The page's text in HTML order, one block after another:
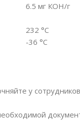
6.5 мг КОН/г
232 °С
-36 °С
у